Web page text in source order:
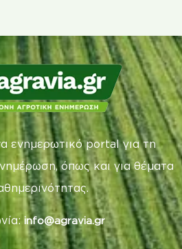
ενημερωτικό portal για τη
όπως και για θέματα
info@agravia.gr